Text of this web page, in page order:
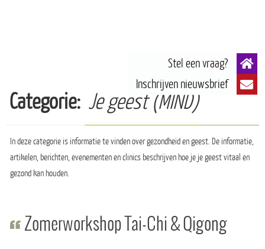
Categorie: Je geest (MIND)
In deze categorie is informatie te vinden over gezondheid en geest. De informatie,
artikelen, berichten, evenementen en clinics beschrijven hoe je je geest vitaal en
gezond kan houden.
Zomerworkshop Tai-Chi & Qigong